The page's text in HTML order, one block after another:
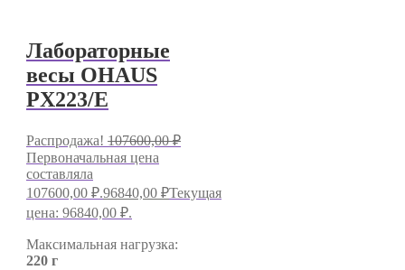
Лабораторные
весы OHAUS
PX223/E
Распродажа! 107600,00₽
Первоначальная цена
составляла
107600,00 ₽.96840,00 ₽Текущая
цена: 96840,00 ₽.
Максимальная нагрузка:
220 г